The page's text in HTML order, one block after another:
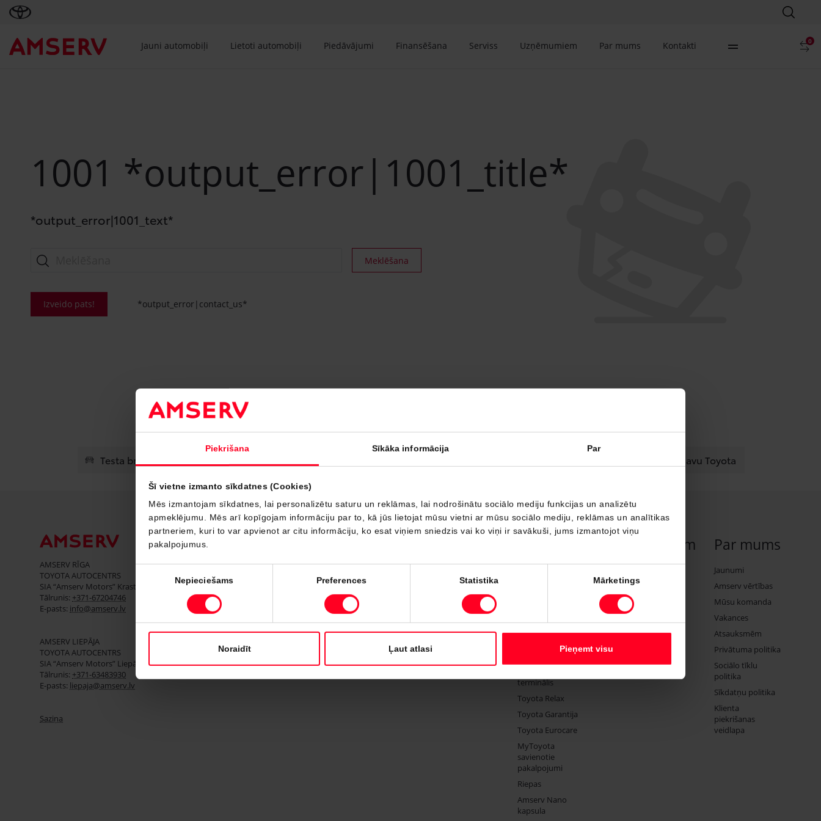
Piekrišana Sīkāka informācija Par
Šī vietne izmanto sīkdatnes (Cookies)
Mēs izmantojam sīkdatnes, lai personalizētu saturu un reklāmas, lai nodrošinātu sociālo mediju funkcijas un analizētu
apmeklējumu. Mēs arī kopīgojam informāciju par to, kā jūs lietojat mūsu vietni ar mūsu sociālo mediju, reklāmas un analītikas
partneriem, kuri to var apvienot ar citu informāciju, ko esat viņiem sniedzis vai ko viņi ir savākuši, jums izmantojot viņu
pakalpojumus.
izvēle
Nepieciešams Preferences Statistika Mārketings
Noraidīt Ļaut atlasi Pieņemt visu
0
Jauni automobiļi Lietoti automobiļi Piedāvājumi Finansēšana Serviss Uzņēmumiem Par mums Kontakti
1001 *output_error|1001_title*
*output_error|1001_text*
Meklēšana
Izveido pats! *output_error|contact_us*
Testa brauciens Konfigurē savu Toyota
AMSERV RĪGA
TOYOTA AUTOCENTRS
SIA “Amserv Motors” Krasta iela 3, Rīga, LV-1003
Tālrunis: +371-67204746
E-pasts: info@amserv.lv
AMSERV LIEPĀJA
TOYOTA AUTOCENTRS
SIA “Amserv Motors” Liepājas filiāle, Brīvības iela 146b, LV-3401
Tālrunis: +371-63483930
E-pasts: liepaja@amserv.lv
Saziņa
automobiļi
lietotie automobiļi
Amserv Rīga
Atpirkums; Trade-
In; Komisija
Finansējuma iespējas
terminālis
Toyota Relax
Toyota Garantija
Toyota Eurocare
MyToyota
savienotie
pakalpojumi
Riepas
Amserv Nano
kapsula
Uzņēmumiem
Toyota Business
Komerctransports
SUV
Par mums
Jaunumi
Amserv vērtības
Mūsu komanda
Vakances
Atsauksmēm
Privātuma politika
Sociālo tīklu
politika
Sīkdatņu politika
Klienta
piekrišanas
veidlapa